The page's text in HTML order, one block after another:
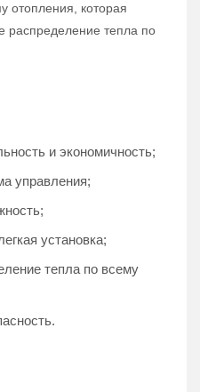
отопления, которая
распределение тепла по
и экономичность;
управления;
установка;
тепла по всему